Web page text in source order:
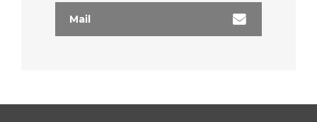
Liste des marchés conclus
Documents utiles
Mail